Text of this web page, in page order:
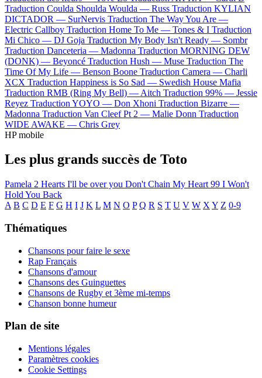
Traduction Coulda Shoulda Woulda — Russ Traduction KYLIAN
DICTADOR — SurNervis Traduction The Way You Are —
Electric Callboy Traduction Home To Me — Tones & I Traduction
Mi Chico — DJ Goja Traduction My Body Isn't Ready — Sombr
Traduction Danceteria — Madonna Traduction MORNING DEW
(DONK) — Beyoncé Traduction Hush — Muse Traduction The
Time Of My Life — Benson Boone Traduction Camera — Charli
XCX Traduction Happiness is So Sad — Swedish House Mafia
Traduction RMB (Ring My Bell) — Aitch Traduction 99% — Jessie
Reyez Traduction YOYO — Don Xhoni Traduction Bizarre —
Madonna Traduction Van Cleef Pt 2 — Malie Donn Traduction
WIDE AWAKE — Chris Grey
HP mobile
Les plus grands succès de Toto
Pamela 2 Hearts I'll be over you Don't Chain My Heart 99 I Won't
Hold You Back
A B C D E F G H I J K L M N O P Q R S T U V W X Y Z 0-9
Thématiques
Chansons pour faire le sexe
Rap Français
Chansons d'amour
Chansons des Guinguettes
Chansons de Rugby et 3ème mi-temps
Chanson bonne humeur
Plan de site
Mentions légales
Paramètres cookies
Cookie Settings